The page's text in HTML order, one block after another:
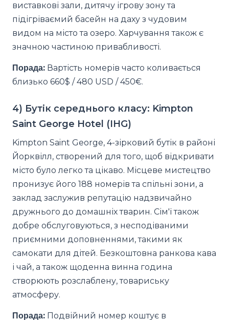
виставкові зали, дитячу ігрову зону та
підігріваємий басейн на даху з чудовим
видом на місто та озеро. Харчування також є
значною частиною привабливості.
Порада: Вартість номерів часто коливається
близько 660$ / 480 USD / 450€.
4) Бутік середнього класу: Kimpton
Saint George Hotel (IHG)
Kimpton Saint George, 4-зірковий бутік в районі
Йорквілл, створений для того, щоб відкривати
місто було легко та цікаво. Місцеве мистецтво
пронизує його 188 номерів та спільні зони, а
заклад заслужив репутацію надзвичайно
дружнього до домашніх тварин. Сім'ї також
добре обслуговуються, з несподіваними
приємними доповненнями, такими як
самокати для дітей. Безкоштовна ранкова кава
і чай, а також щоденна винна година
створюють розслаблену, товариську
атмосферу.
Порада: Подвійний номер коштує в